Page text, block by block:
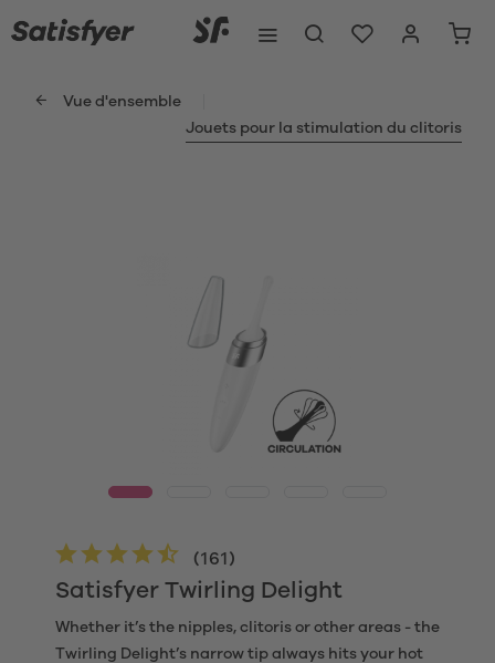
Vue d'ensemble
Jouets pour la stimulation du clitoris
Satisfyer Twirling Delight
(161 )
Whether it’s the nipples, clitoris or other areas - the
Twirling Delight’s narrow tip always hits your hot